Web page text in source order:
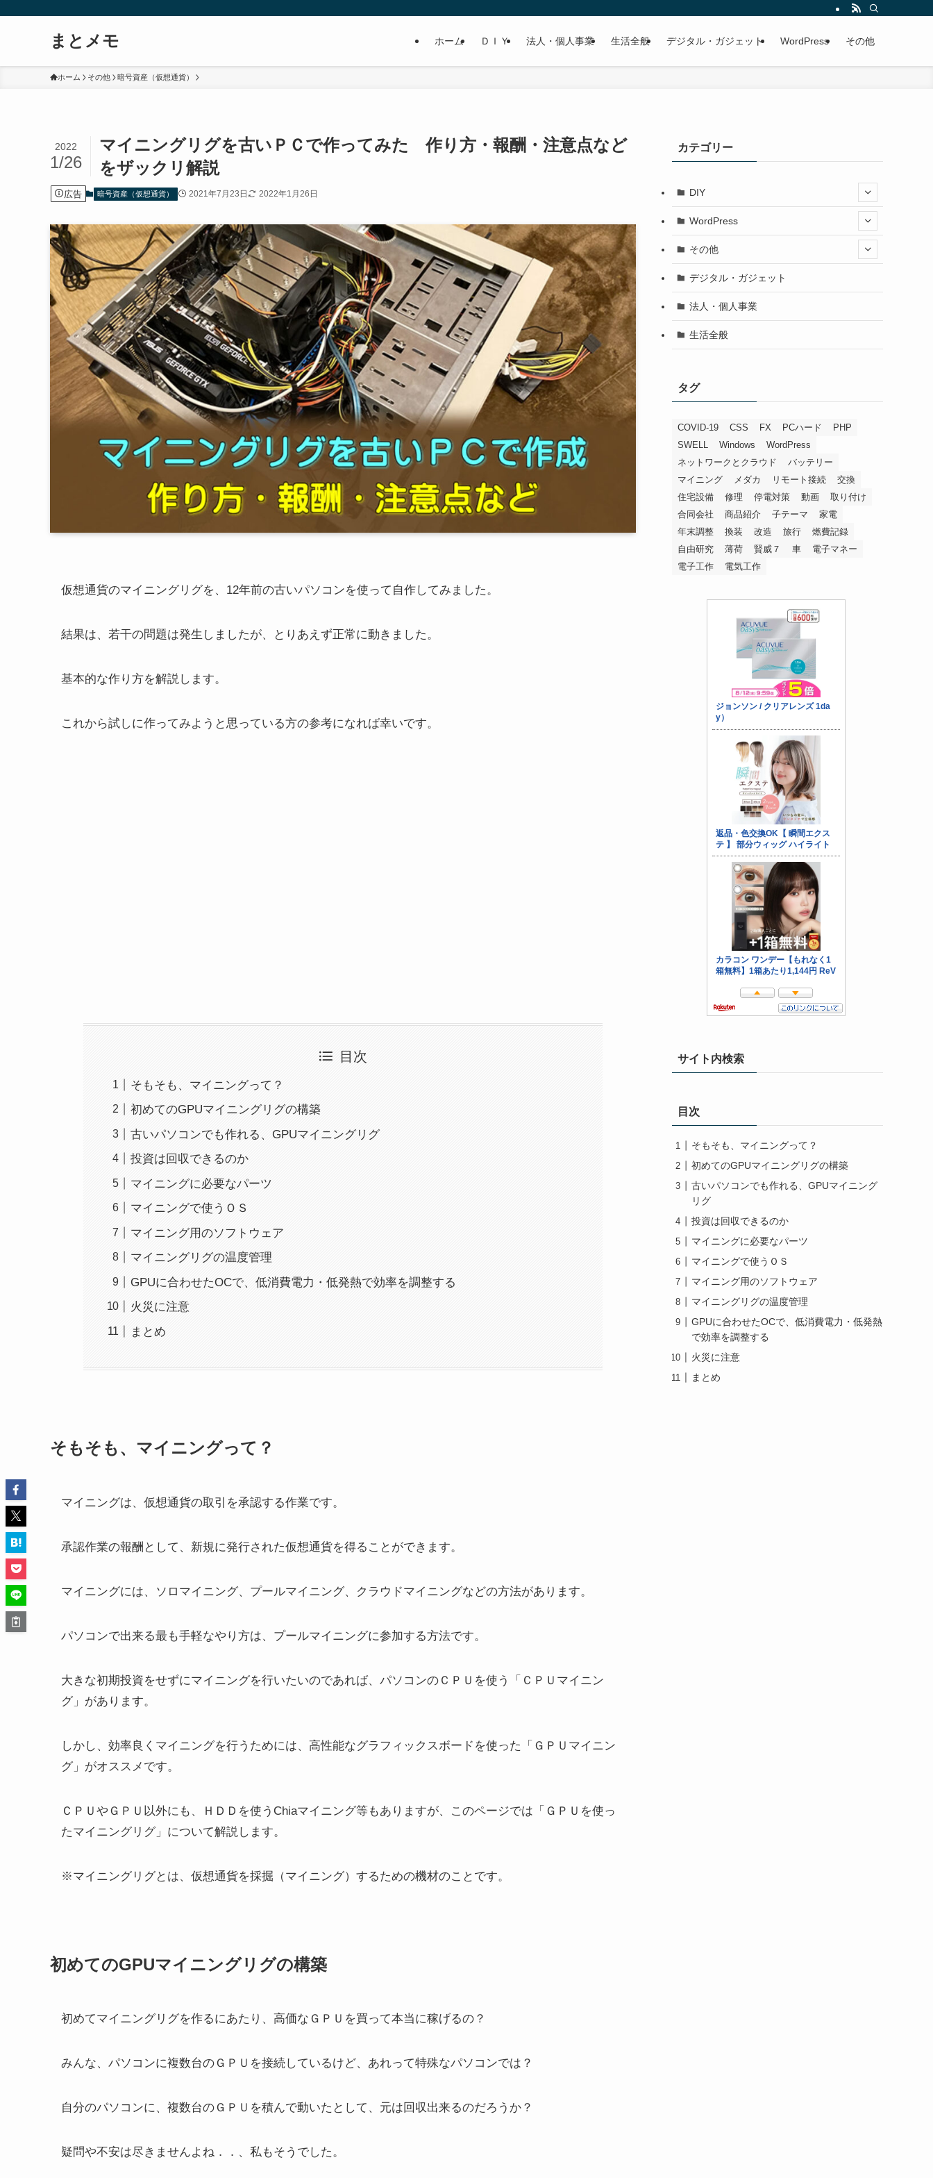
まとメモ ホーム ＤＩＹ 法人・個人事業 生活全般 デジタル・ガジェット WordPress その他
ホーム その他 暗号資産（仮想通貨）
マイニングリグを古いＰＣで作ってみた 作り方・報酬・注意点など
をザックリ解説
2022
1/26
広告 暗号資産（仮想通貨） 2021年7月23日 2022年1月26日
仮想通貨のマイニングリグを、12年前の古いパソコンを使って自作してみました。
結果は、若干の問題は発生しましたが、とりあえず正常に動きました。
基本的な作り方を解説します。
これから試しに作ってみようと思っている方の参考になれば幸いです。
目次
そもそも、マイニングって？
初めてのGPUマイニングリグの構築
古いパソコンでも作れる、GPUマイニングリグ
投資は回収できるのか
マイニングに必要なパーツ
マイニングで使うＯＳ
マイニング用のソフトウェア
マイニングリグの温度管理
GPUに合わせたOCで、低消費電力・低発熱で効率を調整する
火災に注意
まとめ
そもそも、マイニングって？
マイニングは、仮想通貨の取引を承認する作業です。
承認作業の報酬として、新規に発行された仮想通貨を得ることができます。
マイニングには、ソロマイニング、プールマイニング、クラウドマイニングなどの方法があります。
パソコンで出来る最も手軽なやり方は、プールマイニングに参加する方法です。
大きな初期投資をせずにマイニングを行いたいのであれば、パソコンのＣＰＵを使う「ＣＰＵマイニン
グ」があります。
しかし、効率良くマイニングを行うためには、高性能なグラフィックスボードを使った「ＧＰＵマイニン
グ」がオススメです。
ＣＰＵやＧＰＵ以外にも、ＨＤＤを使うChiaマイニング等もありますが、このページでは「ＧＰＵを使っ
たマイニングリグ」について解説します。
※マイニングリグとは、仮想通貨を採掘（マイニング）するための機材のことです。
初めてのGPUマイニングリグの構築
初めてマイニングリグを作るにあたり、高価なＧＰＵを買って本当に稼げるの？
みんな、パソコンに複数台のＧＰＵを接続しているけど、あれって特殊なパソコンでは？
自分のパソコンに、複数台のＧＰＵを積んで動いたとして、元は回収出来るのだろうか？
疑問や不安は尽きませんよね．．、私もそうでした。
カテゴリー
DIY
WordPress
その他
デジタル・ガジェット
法人・個人事業
生活全般
タグ
COVID-19 CSS FX PCハード
PHP
SWELL
Windows
WordPress
ネットワークとクラウド
バッテリー
マイニング
メダカ リモート接続
交換
住宅設備
修理 停電対策 動画
取り付け
合同会社
商品紹介 子テーマ
家電
年末調整
換装 改造 旅行
燃費記録
自由研究
薄荷 賢威７ 車
電子マネー
電子工作
電気工作
サイト内検索
目次
そもそも、マイニングって？
初めてのGPUマイニングリグの構築
古いパソコンでも作れる、GPUマイニング
リグ
投資は回収できるのか
マイニングに必要なパーツ
マイニングで使うＯＳ
マイニング用のソフトウェア
マイニングリグの温度管理
GPUに合わせたOCで、低消費電力・低発熱
で効率を調整する
火災に注意
まとめ